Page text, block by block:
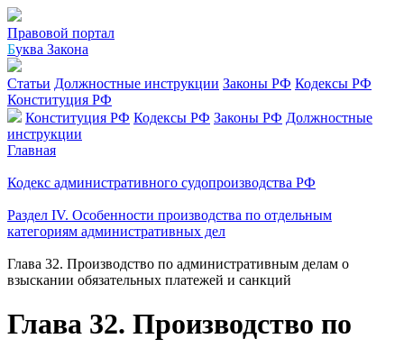
Правовой портал
Буква Закона
Статьи Должностные инструкции Законы РФ Кодексы РФ
Конституция РФ
Конституция РФ Кодексы РФ Законы РФ Должностные
инструкции
Главная
Кодекс административного судопроизводства РФ
Раздел IV. Особенности производства по отдельным
категориям административных дел
Глава 32. Производство по административным делам о
взыскании обязательных платежей и санкций
Глава 32. Производство по